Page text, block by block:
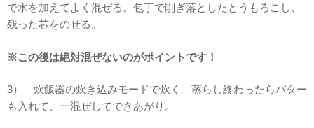
で水を加えてよく混ぜる。包丁で削ぎ落としたとうもろこし、
残った芯をのせる。
※この後は絶対混ぜないのがポイントです！
3） 炊飯器の炊き込みモードで炊く。蒸らし終わったらバター
も入れて、一混ぜしてできあがり。